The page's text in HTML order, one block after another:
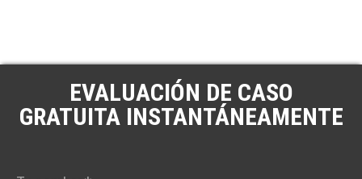
EVALUACIÓN DE CASO
GRATUITA INSTANTÁNEAMENTE